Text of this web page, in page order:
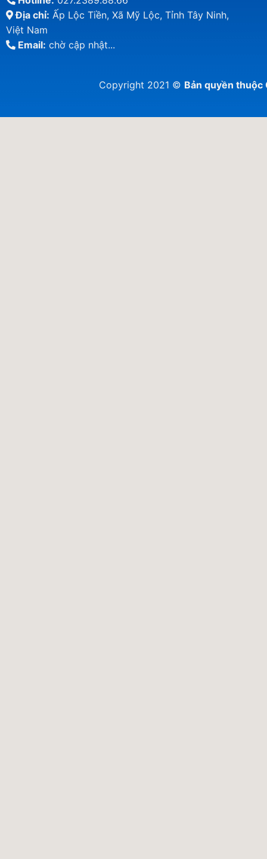
Địa chỉ: Ấp Lộc Tiền, Xã Mỹ Lộc, Tỉnh Tây Ninh,
Việt Nam
Email: chờ cập nhật...
Copyright 2021 © Bản quyền thuộc